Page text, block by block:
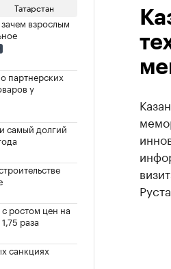
Татарстан
взрослым
партнерских
у
самый долгий
ростом цен на
раза
санкциях